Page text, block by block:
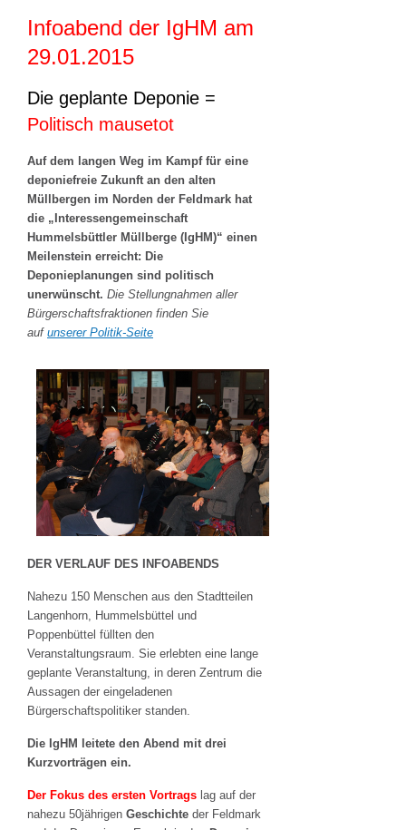
Infoabend der IgHM am
29.01.2015
Die geplante Deponie =
Politisch mausetot
Auf dem langen Weg im Kampf für eine
deponiefreie Zukunft an den alten
Müllbergen im Norden der Feldmark hat
die „Interessengemeinschaft
Hummelsbüttler Müllberge (IgHM)“ einen
Meilenstein erreicht: Die
Deponieplanungen sind politisch
unerwünscht. Die Stellungnahmen aller
Bürgerschaftsfraktionen finden Sie
auf unserer Politik-Seite
DER VERLAUF DES INFOABENDS
Nahezu 150 Menschen aus den Stadtteilen
Langenhorn, Hummelsbüttel und
Poppenbüttel füllten den
Veranstaltungsraum. Sie erlebten eine lange
geplante Veranstaltung, in deren Zentrum die
Aussagen der eingeladenen
Bürgerschaftspolitiker standen.
Die IgHM leitete den Abend mit drei
Kurzvorträgen ein.
Der Fokus des ersten Vortrags lag auf der
nahezu 50jährigen Geschichte der Feldmark